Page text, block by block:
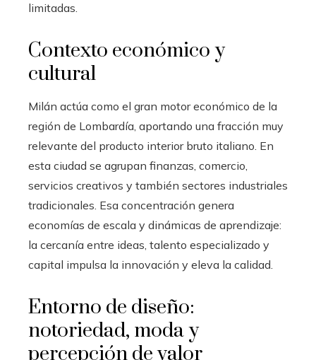
limitadas.
Contexto económico y
cultural
Milán actúa como el gran motor económico de la
región de Lombardía, aportando una fracción muy
relevante del producto interior bruto italiano. En
esta ciudad se agrupan finanzas, comercio,
servicios creativos y también sectores industriales
tradicionales. Esa concentración genera
economías de escala y dinámicas de aprendizaje:
la cercanía entre ideas, talento especializado y
capital impulsa la innovación y eleva la calidad.
Entorno de diseño:
notoriedad, moda y
percepción de valor